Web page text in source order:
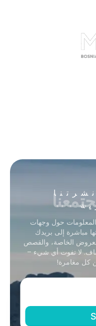
حول وجهات
مباشرة إلى بريدك
الخاصة، والقصص
لا تفوت أي شيء –
كل مغامرة!